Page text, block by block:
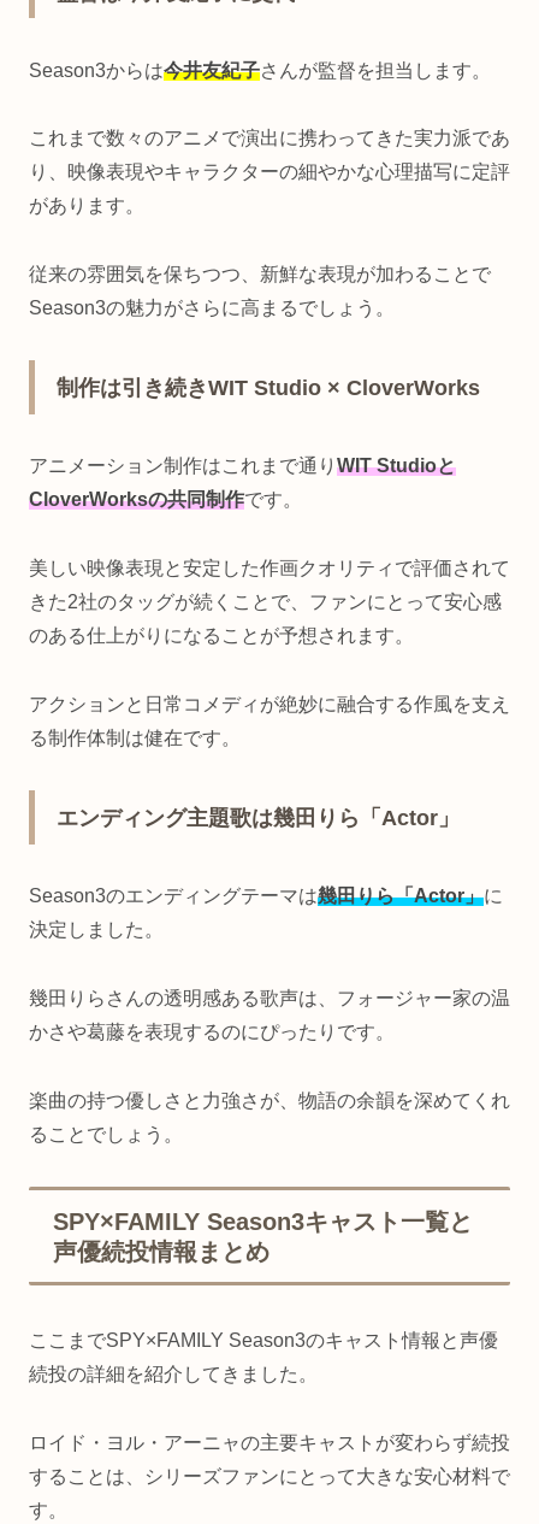
Season3からは今井友紀子さんが監督を担当します。
これまで数々のアニメで演出に携わってきた実力派であ
り、映像表現やキャラクターの細やかな心理描写に定評
があります。
従来の雰囲気を保ちつつ、新鮮な表現が加わることで
Season3の魅力がさらに高まるでしょう。
制作は引き続きWIT Studio × CloverWorks
アニメーション制作はこれまで通り WIT Studioと
CloverWorksの共同制作です。
美しい映像表現と安定した作画クオリティで評価されて
きた2社のタッグが続くことで、ファンにとって安心感
のある仕上がりになることが予想されます。
アクションと日常コメディが絶妙に融合する作風を支え
る制作体制は健在です。
エンディング主題歌は幾田りら「Actor」
Season3のエンディングテーマは幾田りら「Actor」に
決定しました。
幾田りらさんの透明感ある歌声は、フォージャー家の温
かさや葛藤を表現するのにぴったりです。
楽曲の持つ優しさと力強さが、物語の余韻を深めてくれ
ることでしょう。
SPY×FAMILY Season3キャスト一覧と
声優続投情報まとめ
ここまでSPY×FAMILY Season3のキャスト情報と声優
続投の詳細を紹介してきました。
ロイド・ヨル・アーニャの主要キャストが変わらず続投
することは、シリーズファンにとって大きな安心材料で
す。